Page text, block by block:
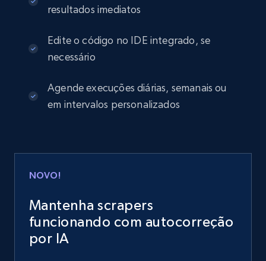
resultados imediatos
Edite o código no IDE integrado, se
necessário
Agende execuções diárias, semanais ou
em intervalos personalizados
NOVO!
Mantenha scrapers
funcionando com autocorreção
por IA